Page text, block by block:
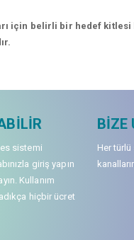
için belirli bir hedef
sistemi
giriş yapın
Kullanım
hiçbir ücret
BIZE
Her